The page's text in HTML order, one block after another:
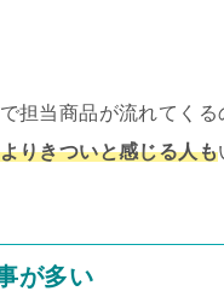
担当商品が流れてく
りきついと感じる人も
が多い